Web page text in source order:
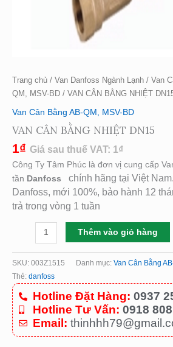
Trang chủ / Van Danfoss Ngành Lạnh / Van
QM, MSV-BD / VAN CÂN BẰNG NHIỆT
Van Cân Bằng AB-QM, MSV-BD
VAN CÂN BẰNG NHIỆT DN15
1₫ Giá sau thuế VAT: 1₫
Công Ty Tâm Phúc là đơn vị cung cấp
tần Danfoss
chính hãng tại Việt
Danfoss, mới 100%, bảo hành 12
trả trong vòng 1 tuần
Thêm vào giỏ hàng
SKU: 003Z1515 Danh mục: Van Cân Bằng
Thẻ: danfoss
Hotline Đặt Hàng: 0937
Hotline Tư Vấn: 0918
Email: